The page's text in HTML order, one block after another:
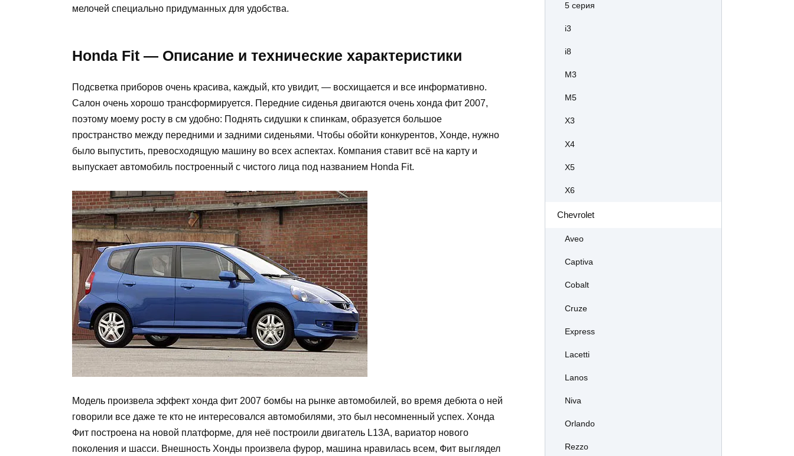
мелочей специально придуманных для удобства.
Honda Fit — Описание и технические характеристики
Подсветка приборов очень красива, каждый, кто увидит, — восхищается и все информативно.
Салон очень хорошо трансформируется. Передние сиденья двигаются очень хонда фит 2007,
поэтому моему росту в см удобно: Поднять сидушки к спинкам, образуется большое
пространство между передними и задними сиденьями. Чтобы обойти конкурентов, Хонде, нужно
было выпустить, превосходящую машину во всех аспектах. Компания ставит всё на карту и
выпускает автомобиль построенный с чистого лица под названием Honda Fit.
Модель произвела эффект хонда фит 2007 бомбы на рынке автомобилей, во время дебюта о ней
говорили все даже те кто не интересовался автомобилями, это был несомненный успех. Хонда
Фит построена на новой платформе, для неё построили двигатель L13A, вариатор нового
поколения и шасси. Внешность Хонды произвела фурор, машина нравилась всем, Фит выглядел
5 серия
i3
i8
M3
M5
X3
X4
X5
X6
Chevrolet
Aveo
Captiva
Cobalt
Cruze
Express
Lacetti
Lanos
Niva
Orlando
Rezzo